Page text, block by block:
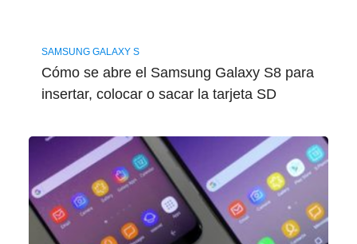
SAMSUNG GALAXY S
Cómo se abre el Samsung Galaxy S8 para
insertar, colocar o sacar la tarjeta SD